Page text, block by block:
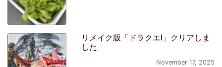
リメイク版「ドラクエI」クリアしま
した
November 17, 2025